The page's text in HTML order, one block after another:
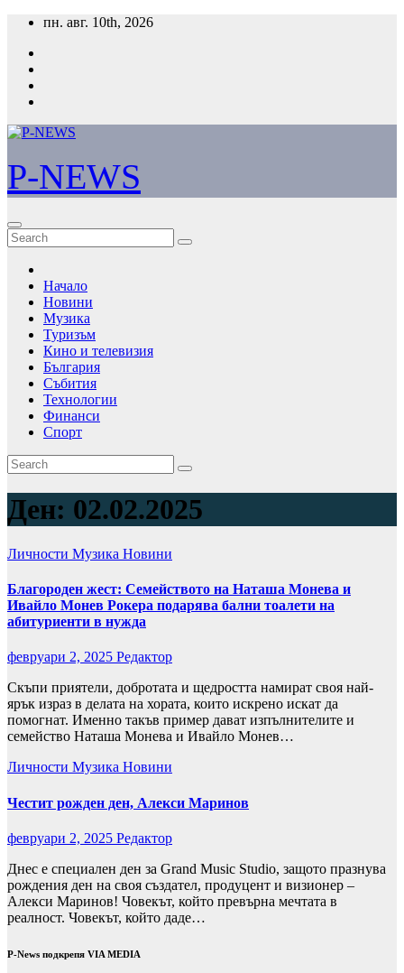
Skip
content
пн. авг. 10th, 2026
P-NEWS
Начало
Новини
Музика
Туризъм
Кино и телевизия
България
Събития
Технологии
Финанси
Спорт
Ден: 02.02.2025
Личности Музика Новини
Благороден жест: Семейството на Наташа Монева и
Ивайло Монев Рокера подарява бални тоалети на
абитуриенти в нужда
февруари 2, 2025 Редактор
Скъпи приятели, добротата и щедростта намират своя най-
ярък израз в делата на хората, които искрено искат да
помогнат. Именно такъв пример дават изпълнителите и
семейство Наташа Монева и Ивайло Монев…
Личности Музика Новини
Честит рожден ден, Алекси Маринов
февруари 2, 2025 Редактор
Днес е специален ден за Grand Music Studio, защото празнува
рождения ден на своя създател, продуцент и визионер –
Алекси Маринов! Човекът, който превърна мечтата в
реалност. Човекът, който даде…
P-News подкрепя VIA MEDIA